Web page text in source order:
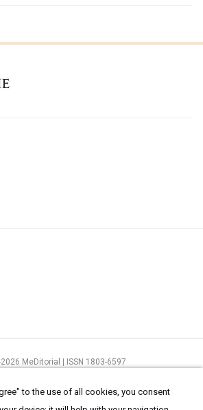
MeDitorial | ISSN 1803-6597
andcookies statement.
to the use of all cookies, you consent